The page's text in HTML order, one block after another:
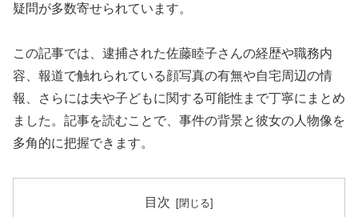
疑問が多数寄せられています。
この記事では、逮捕された佐藤睦子さんの経歴や職務内
容、報道で触れられている顔写真の有無や自宅周辺の情
報、さらには夫や子どもに関する可能性まで丁寧にまとめ
ました。記事を読むことで、事件の背景と彼女の人物像を
多角的に把握できます。
目次